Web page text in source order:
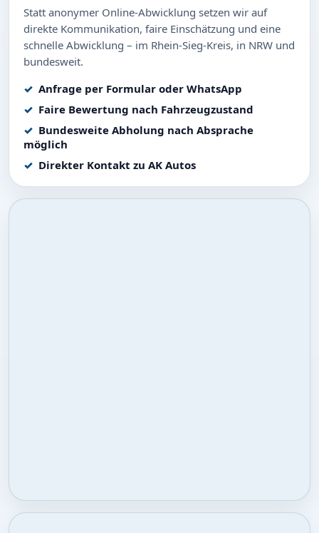
Statt anonymer Online-Abwicklung setzen wir auf
direkte Kommunikation, faire Einschätzung und eine
schnelle Abwicklung – im Rhein-Sieg-Kreis, in NRW und
bundesweit.
Anfrage per Formular oder WhatsApp
Faire Bewertung nach Fahrzeugzustand
Bundesweite Abholung nach Absprache
möglich
Direkter Kontakt zu AK Autos